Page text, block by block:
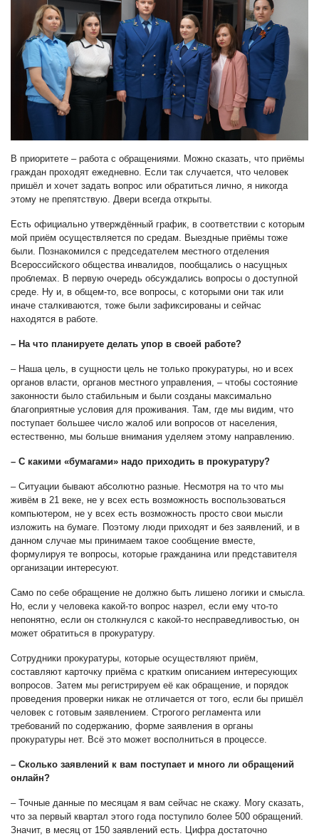
В приоритете – работа с обращениями. Можно сказать, что приёмы
граждан проходят ежедневно. Если так случается, что человек
пришёл и хочет задать вопрос или обратиться лично, я никогда
этому не препятствую. Двери всегда открыты.
Есть официально утверждённый график, в соответствии с которым
мой приём осуществляется по средам. Выездные приёмы тоже
были. Познакомился с председателем местного отделения
Всероссийского общества инвалидов, пообщались о насущных
проблемах. В первую очередь обсуждались вопросы о доступной
среде. Ну и, в общем-то, все вопросы, с которыми они так или
иначе сталкиваются, тоже были зафиксированы и сейчас
находятся в работе.
– На что планируете делать упор в своей работе?
– Наша цель, в сущности цель не только прокуратуры, но и всех
органов власти, органов местного управления, – чтобы состояние
законности было стабильным и были созданы максимально
благоприятные условия для проживания. Там, где мы видим, что
поступает большее число жалоб или вопросов от населения,
естественно, мы больше внимания уделяем этому направлению.
– С какими «бумагами» надо приходить в прокуратуру?
– Ситуации бывают абсолютно разные. Несмотря на то что мы
живём в 21 веке, не у всех есть возможность воспользоваться
компьютером, не у всех есть возможность просто свои мысли
изложить на бумаге. Поэтому люди приходят и без заявлений, и в
данном случае мы принимаем такое сообщение вместе,
формулируя те вопросы, которые гражданина или представителя
организации интересуют.
Само по себе обращение не должно быть лишено логики и смысла.
Но, если у человека какой-то вопрос назрел, если ему что-то
непонятно, если он столкнулся с какой-то несправедливостью, он
может обратиться в прокуратуру.
Сотрудники прокуратуры, которые осуществляют приём,
составляют карточку приёма с кратким описанием интересующих
вопросов. Затем мы регистрируем её как обращение, и порядок
проведения проверки никак не отличается от того, если бы пришёл
человек с готовым заявлением. Строгого регламента или
требований по содержанию, форме заявления в органы
прокуратуры нет. Всё это может восполниться в процессе.
– Сколько заявлений к вам поступает и много ли обращений
онлайн?
– Точные данные по месяцам я вам сейчас не скажу. Могу сказать,
что за первый квартал этого года поступило более 500 обращений.
Значит, в месяц от 150 заявлений есть. Цифра достаточно